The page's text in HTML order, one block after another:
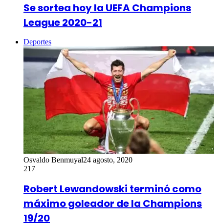
Se sortea hoy la UEFA Champions
League 2020-21
Deportes
Osvaldo Benmuyal24 agosto, 2020
217
Robert Lewandowski terminó como
máximo goleador de la Champions
19/20